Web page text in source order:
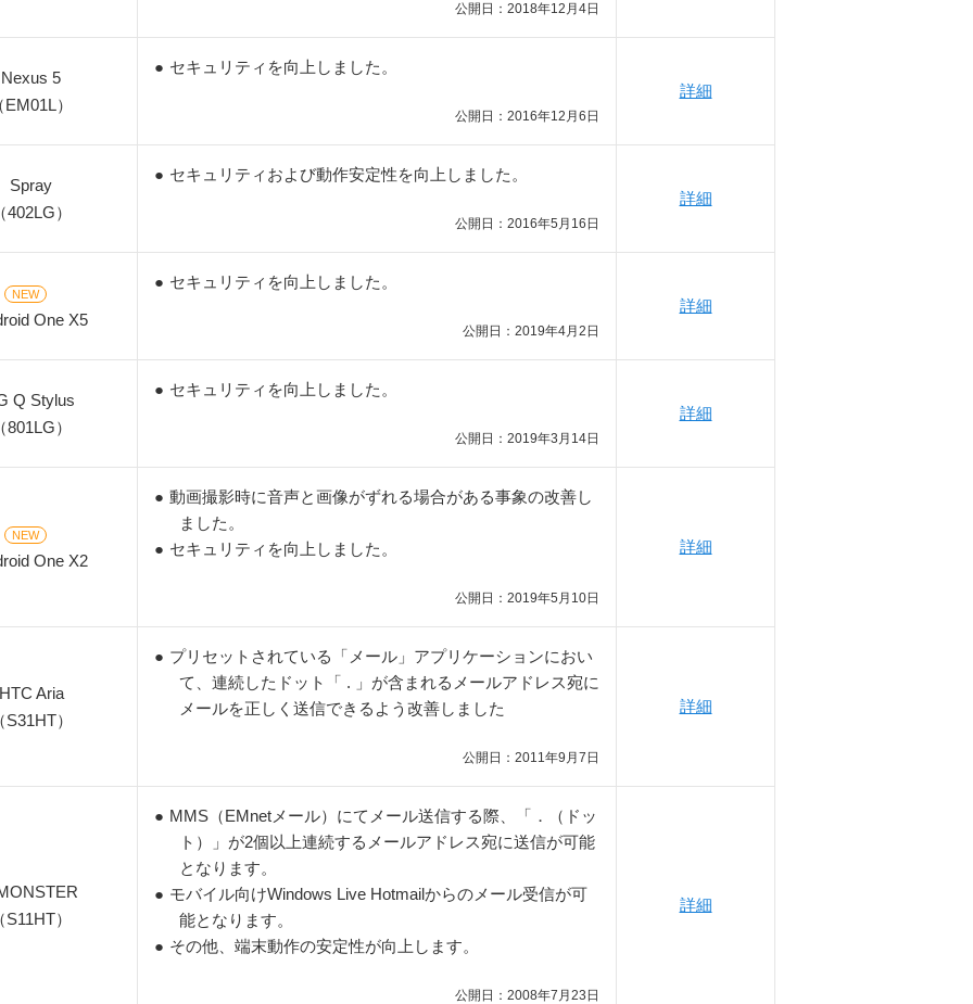
公開日：2018年12月4日
Nexus 5
EM01L）
● セキュリティを向上しました。
公開日：2016年12月6日
詳細
Spray
（402LG）
● セキュリティおよび動作安定性を向上しました。
公開日：2016年5月16日
詳細
NEW
One X5
● セキュリティを向上しました。
公開日：2019年4月2日
詳細
Q Stylus
（801LG）
● セキュリティを向上しました。
公開日：2019年3月14日
詳細
NEW
One X2
● 動画撮影時に音声と画像がずれる場合がある事象の改善し
ました。
● セキュリティを向上しました。
公開日：2019年5月10日
詳細
HTC Aria
（S31HT）
● プリセットされている「メール」アプリケーションにおい
て、連続したドット「 . 」が含まれるメールアドレス宛に
メールを正しく送信できるよう改善しました
公開日：2011年9月7日
詳細
（S11HT）
● MMS（EMnetメール）にてメール送信する際、「．（ドッ
ト）」が2個以上連続するメールアドレス宛に送信が可能
となります。
● モバイル向けWindows Live Hotmailからのメール受信が可
能となります。
● その他、端末動作の安定性が向上します。
公開日：2008年7月23日
詳細